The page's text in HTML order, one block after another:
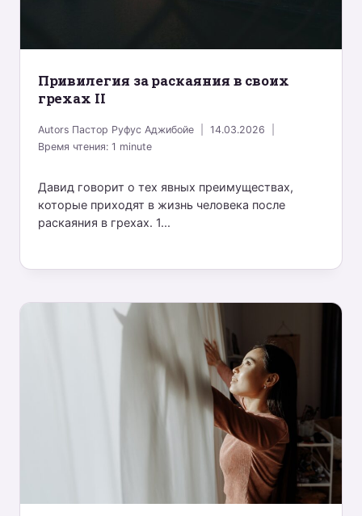
Привилегия за раскаяния в своих
грехах II
Autors Пастор Руфус Аджибойе
14.03.2026
Время чтения:1 minute
Давид говорит о тех явных преимуществах,
которые приходят в жизнь человека после
раскаяния в грехах. 1...